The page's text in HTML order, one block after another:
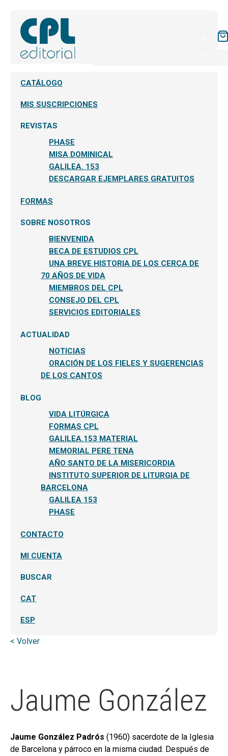
CATÁLOGO
MIS SUSCRIPCIONES
REVISTAS
PHASE
MISA DOMINICAL
GALILEA. 153
DESCARGAR EJEMPLARES GRATUITOS
FORMAS
SOBRE NOSOTROS
BIENVENIDA
BECA DE ESTUDIOS CPL
UNA BREVE HISTORIA DE LOS CERCA DE
70 AÑOS DE VIDA
MIEMBROS DEL CPL
CONSEJO DEL CPL
SERVICIOS EDITORIALES
ACTUALIDAD
NOTICIAS
ORACIÓN DE LOS FIELES Y SUGERENCIAS
DE LOS CANTOS
BLOG
VIDA LITÚRGICA
FORMAS CPL
GALILEA.153 MATERIAL
MEMORIAL PERE TENA
AÑO SANTO DE LA MISERICORDIA
INSTITUTO SUPERIOR DE LITURGIA DE
BARCELONA
GALILEA 153
PHASE
CONTACTO
MI CUENTA
BUSCAR
CAT
ESP
< Volver
Jaume González
Jaume González Padrós (1960) sacerdote de la Iglesia
de Barcelona y párroco en la misma ciudad. Después de